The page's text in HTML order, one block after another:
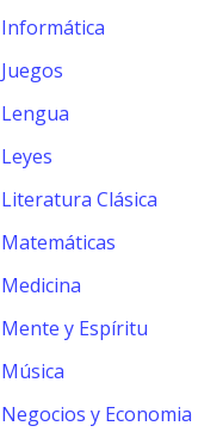
Informática
Juegos
Lengua
Leyes
Literatura Clásica
Matemáticas
Medicina
Mente y Espíritu
Música
Negocios y Economia